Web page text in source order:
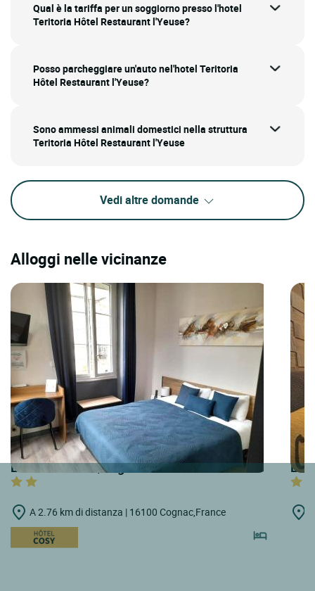
Qual è la tariffa per un soggiorno presso l'hotel
Teritoria Hôtel Restaurant l'Yeuse?
Posso parcheggiare un'auto nel'hotel Teritoria
Hôtel Restaurant l'Yeuse?
Sono ammessi animali domestici nella struttura
Teritoria Hôtel Restaurant l'Yeuse
Vedi altre domande
Alloggi nelle vicinanze
LOGIS HOTELS | Logis Hôtel la Résidence
A 2.76 km di distanza | 16100 Cognac,France